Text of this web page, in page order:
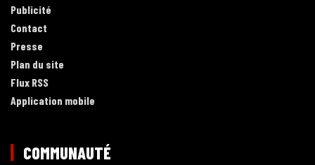
Publicité
Contact
Presse
Plan du site
Flux RSS
Application mobile
COMMUNAUTÉ